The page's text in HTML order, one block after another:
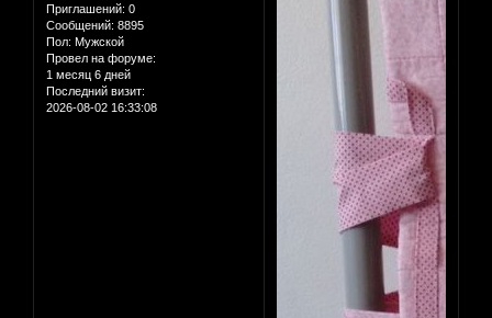
Приглашений: 0
Сообщений: 8895
Пол: Мужской
Провел на форуме:
1 месяц 6 дней
Последний визит:
2026-08-02 16:33:08